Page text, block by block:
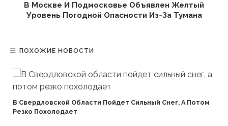
В Москве И Подмосковье Объявлен Желтый
Уровень Погодной Опасности Из-За Тумана
ПОХОЖИЕ НОВОСТИ
В Свердловской Области Пойдет Сильный Снег, А Потом
Резко Похолодает